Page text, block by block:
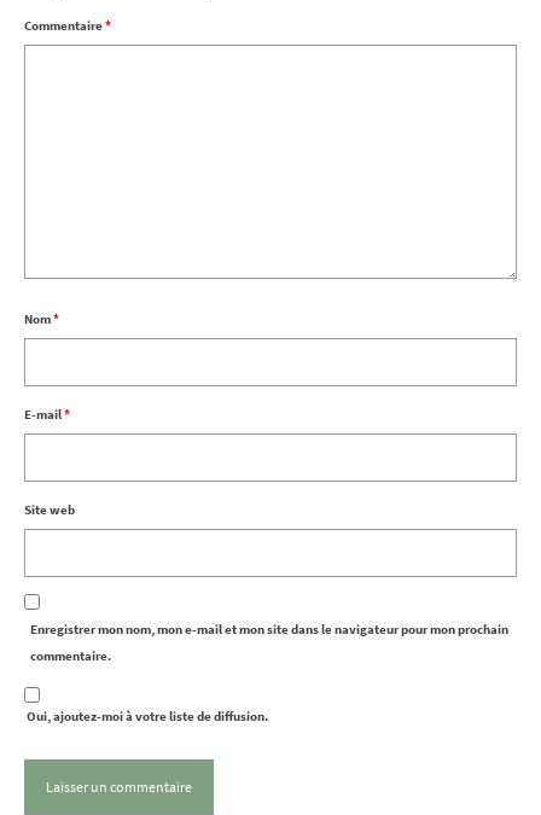
Commentaire*
Nom*
E-mail*
Site web
Enregistrer mon nom, mon e-mail et mon site dans le navigateur pour mon prochain
commentaire.
Oui, ajoutez-moi à votre liste de diffusion.